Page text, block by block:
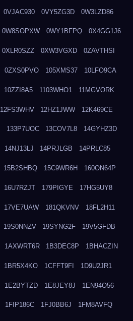
0VJAC930 0VY5ZG3D 0W3LZD86
0W8SOPXW 0WY1BFPQ 0X4GG1J6
0XLR0SZZ 0XW3VGXD 0ZAVTHSI
0ZXS0PVO 105XMS37 10LFO9CA
10ZZI8A5 1103WHO1 11MGVORK
12FS3WHV 12HZ1JWW 12K469CE
133P7UOC 13COV7L8 14GYHZ3D
14NJ13LJ 14PRJLGB 14PRLC85
15B2SHBQ 15C9WR6H 160ON64P
16U7RZJT 179PIGYE 17HG5UY8
17VE7UAW 181QKVNV 18FL2H11
19S0NNZV 19SYNG2F 19V5GFDB
1AXWRT6R 1B3DEC8P 1BHACZIN
1BR5X4KO 1CFFT9FI 1D9U2JR1
1E2BYTZD 1E8JEY8J 1EN94O56
1FIP186C 1FJ0BB6J 1FM8AVFQ